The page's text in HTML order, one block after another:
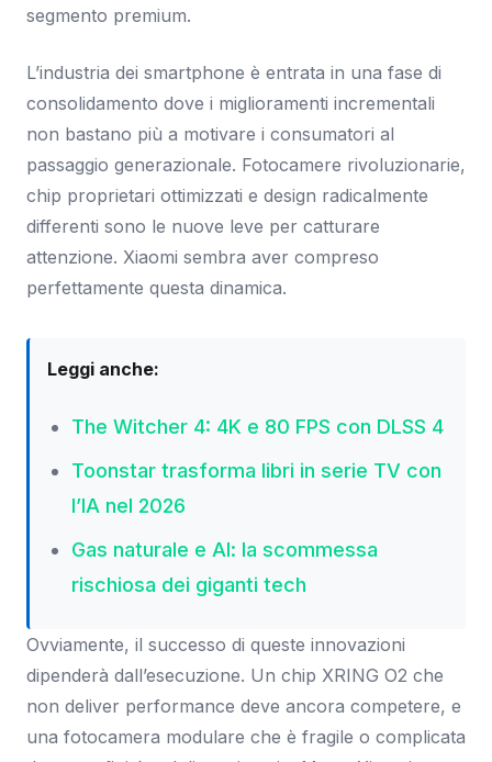
segmento premium.
L’industria dei smartphone è entrata in una fase di
consolidamento dove i miglioramenti incrementali
non bastano più a motivare i consumatori al
passaggio generazionale. Fotocamere rivoluzionarie,
chip proprietari ottimizzati e design radicalmente
differenti sono le nuove leve per catturare
attenzione. Xiaomi sembra aver compreso
perfettamente questa dinamica.
Leggi anche:
The Witcher 4: 4K e 80 FPS con DLSS 4
Toonstar trasforma libri in serie TV con
l’IA nel 2026
Gas naturale e AI: la scommessa
rischiosa dei giganti tech
Ovviamente, il successo di queste innovazioni
dipenderà dall’esecuzione. Un chip XRING O2 che
non deliver performance deve ancora competere, e
una fotocamera modulare che è fragile o complicata